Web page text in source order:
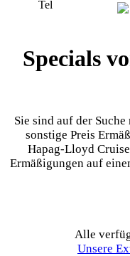
Specials
Sie sind auf der
sonstige Preis
Hapag-Lloyd
Ermäßigungen auf
Alle
Unsere